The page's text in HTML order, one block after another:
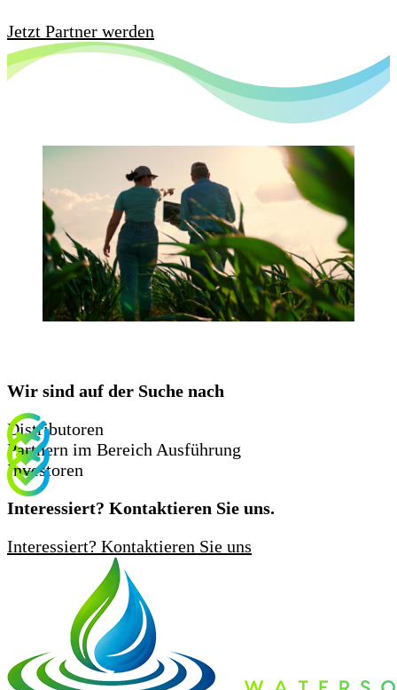
Jetzt Partner werden
Wir sind auf der Suche nach
Distributoren
Partnern im Bereich Ausführung
Investoren
Interessiert? Kontaktieren Sie uns.
Interessiert? Kontaktieren Sie uns